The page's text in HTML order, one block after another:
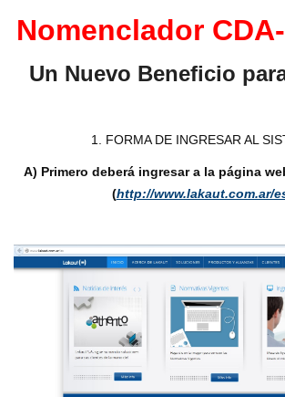
Nomenclador
Un Nuevo Beneficio
1. FORMA DE INGRESAR AL
A) Primero deberá ingresar a la página
(http://www.lakaut.com.ar/